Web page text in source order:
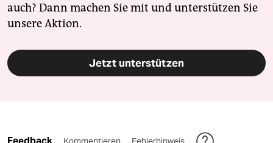
auch? Dann machen Sie mit und unterstützen Sie
unsere Aktion.
Jetzt unterstützen